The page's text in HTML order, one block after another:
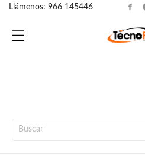
Llámenos: 966 145446